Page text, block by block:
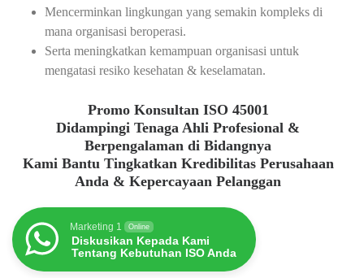
Mencerminkan lingkungan yang semakin kompleks di
mana organisasi beroperasi.
Serta meningkatkan kemampuan organisasi untuk
mengatasi resiko kesehatan & keselamatan.
Promo Konsultan ISO 45001
Didampingi Tenaga Ahli Profesional &
Berpengalaman di Bidangnya
Kami Bantu Tingkatkan Kredibilitas Perusahaan
Anda & Kepercayaan Pelanggan
Marketing 1 Online
Diskusikan Kepada Kami
Tentang Kebutuhan ISO Anda